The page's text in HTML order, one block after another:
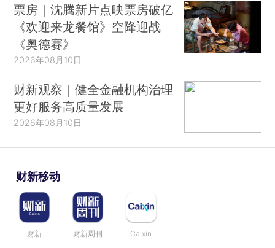
票房｜沈腾新片点映票房破亿
《欢迎来龙餐馆》空降迎战
《奥德赛》
2026年08月10日
财新观察｜健全金融机构治理
更好服务高质量发展
2026年08月10日
财新移动
财新 财新周刊 Caixin